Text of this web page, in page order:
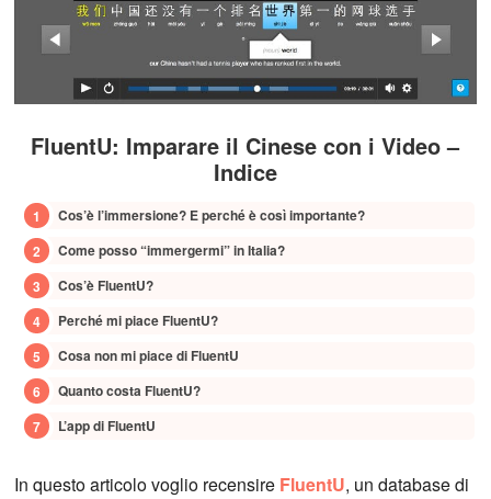
FluentU: Imparare il Cinese con i Video –
Indice
Cos’è l’immersione? E perché è così importante?
Come posso “immergermi” in Italia?
Cos’è FluentU?
Perché mi piace FluentU?
Cosa non mi piace di FluentU
Quanto costa FluentU?
L’app di FluentU
In questo articolo voglio recensire FluentU, un database di